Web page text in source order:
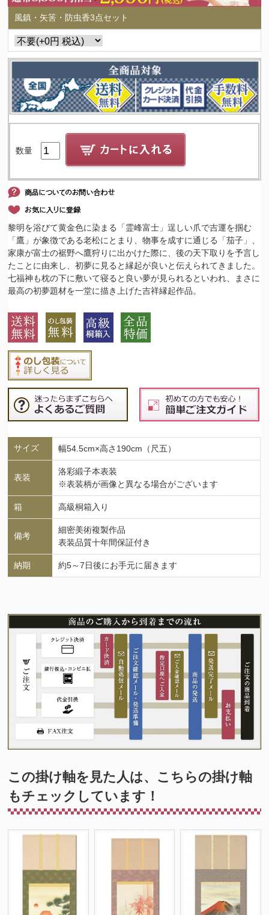
風鎮・矢筈・防虫香3点セット
数量
黎明を浴びて黄金色に染まる「霊峰富士」逞しい爪で吉運を掴む
「鷹」が象徴である老松にとまり、物事を成すに通じる「茄子」、
家康が富士の裾野へ鷹狩りに出かけた際に、後の天下取りを予言し
たことに由来し、初夢に見ると縁起が良いと伝えられてきました。
七福神も枕の下に敷いて寝ると良い夢が見られるといわれ、まさに
最高の初夢題材を一堂に描き上げた吉祥縁起作品。
サイズ 幅54.5cm×高さ190cm（尺五）
表装
洛彩緞子本表装
※表装柄が画像と異なる場合がございます
箱 高級桐箱入り
備考
細密美術複製作品
表装品質十年間保証付き
納期 約5～7日後にお手元に届きます
この掛け軸を見た人は、こちらの掛け軸
もチェックしています！